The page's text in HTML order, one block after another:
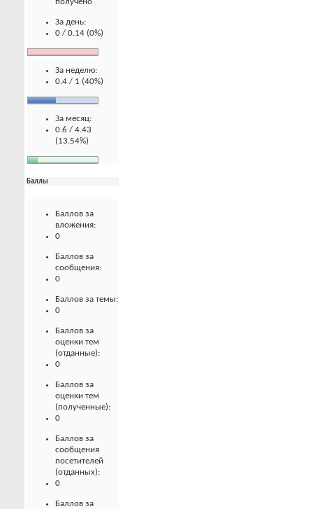
За день:
0 / 0.14 (0%)
За неделю:
0.4 / 1 (40%)
За месяц:
0.6 / 4.43
(13.54%)
Баллы
Баллов за
вложения:
0
Баллов за
сообщения:
0
Баллов за темы:
0
Баллов за
оценки тем
(отданные):
0
Баллов за
оценки тем
(полученные):
0
Баллов за
сообщения
посетителей
(отданных):
0
Баллов за